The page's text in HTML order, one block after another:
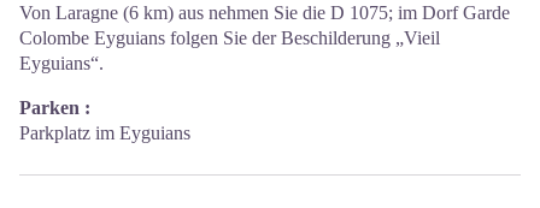
Von Laragne (6 km) aus nehmen Sie die D 1075; im Dorf Garde
Colombe Eyguians folgen Sie der Beschilderung „Vieil
Eyguians“.
Parken :
Parkplatz im Eyguians